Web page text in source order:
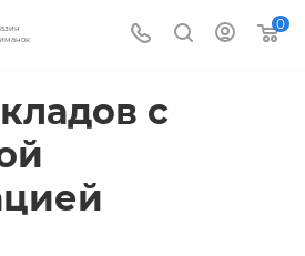
0
с